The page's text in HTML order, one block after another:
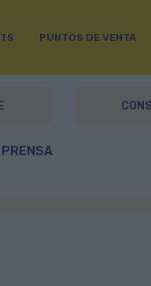
PUNTOS DE VENTA